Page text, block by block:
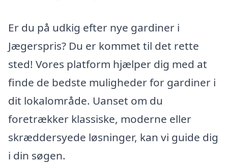
Er du på udkig efter nye gardiner i
Jægerspris? Du er kommet til det rette
sted! Vores platform hjælper dig med at
finde de bedste muligheder for gardiner i
dit lokalområde. Uanset om du
foretrækker klassiske, moderne eller
skræddersyede løsninger, kan vi guide dig
i din søgen.